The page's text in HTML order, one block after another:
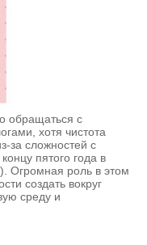
обращаться с
хотя чистота
за сложностей с
пятого года в
Огромная роль в этом
создать вокруг
среду и